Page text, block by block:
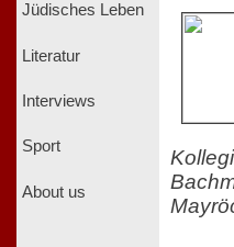
Jüdisches Leben
Literatur
Interviews
Sport
About us